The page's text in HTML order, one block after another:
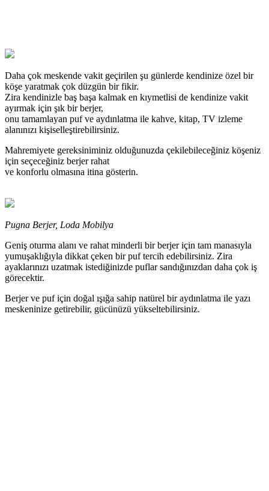
Daha çok meskende vakit geçirilen şu günlerde kendinize özel bir
köşe yaratmak çok düzgün bir fikir.
Zira kendinizle baş başa kalmak en kıymetlisi de kendinize vakit
ayırmak için şık bir berjer,
onu tamamlayan puf ve aydınlatma ile kahve, kitap, TV izleme
alanınızı kişiselleştirebilirsiniz.
Mahremiyete gereksiniminiz olduğunuzda çekilebileceğiniz köşeniz
için seçeceğiniz berjer rahat
ve konforlu olmasına itina gösterin.
Pugna Berjer, Loda Mobilya
Geniş oturma alanı ve rahat minderli bir berjer için tam manasıyla
yumuşaklığıyla dikkat çeken bir puf tercih edebilirsiniz. Zira
ayaklarınızı uzatmak istediğinizde puflar sandığınızdan daha çok iş
görecektir.
Berjer ve puf için doğal ışığa sahip natürel bir aydınlatma ile yazı
meskeninize getirebilir, gücünüzü yükseltebilirsiniz.